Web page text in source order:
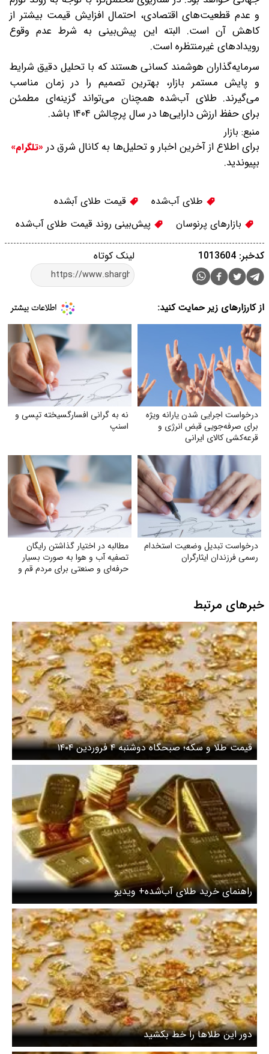
و عدم قطعیت‌های اقتصادی، احتمال افزایش قیمت بیشتر از
کاهش آن است. البته این پیش‌بینی به شرط عدم وقوع
رویدادهای غیرمنتظره است.
سرمایه‌گذاران هوشمند کسانی هستند که با تحلیل دقیق شرایط
و پایش مستمر بازار، بهترین تصمیم را در زمان مناسب
می‌گیرند. طلای آب‌شده همچنان می‌تواند گزینه‌ای مطمئن
برای حفظ ارزش دارایی‌ها در سال پرچالش ۱۴۰۴ باشد.
منبع: بازار
برای اطلاع از آخرین اخبار و تحلیل‌ها به کانال شرق در «تلگرام»
بپیوندید.
طلای آب‌شده
قیمت طلای آبشده
بازارهای پرنوسان
پیش‌بینی روند قیمت طلای آب‌شده
لینک کوتاه کدخبر: 1013604
از کارزارهای زیر حمایت کنید:
درخواست اجرایی شدن یارانه ویژه
برای صرفه‌جویی قبض انرژی و
قرعه‌کشی کالای ایرانی
نه به گرانی افسارگسیخته تپسی و
اسنپ
درخواست تبدیل وضعیت استخدام
رسمی فرزندان ایثارگران
مطالبه در اختیار گذاشتن رایگان
تصفیه آب و هوا به‌ صورت بسیار
حرفه‌ای و صنعتی برای مردم قم و
خبرهای مرتبط
قیمت طلا و سکه؛ صبحگاه دوشنبه ۴ فروردین ۱۴۰۴
راهنمای خرید طلای آب‌شده+ ویدیو
دور این طلاها را خط بکشید